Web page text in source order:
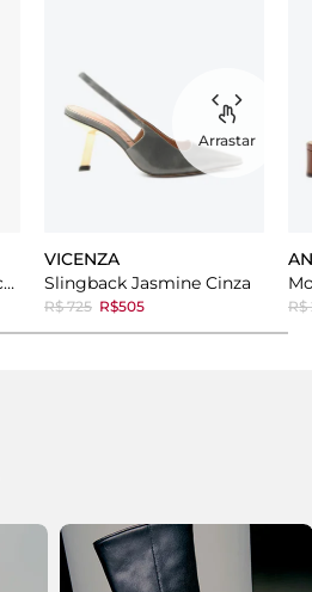
Scarpin Schutz Slingback Mid Heel Black
VICENZA
Slingback Jasmine Cinza
R$ 725 R$505 R$
Arrastar